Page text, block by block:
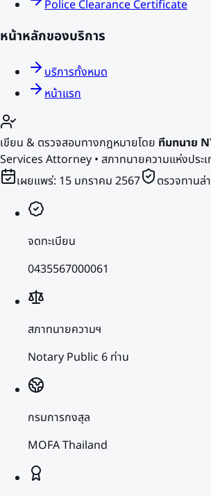
Police Clearance Certificate
หน้าหลักของบริการ
บริการทั้งหมด
หน้าแรก
เขียน & ตรวจสอบทางกฎหมายโดย ทีมทนาย
Services Attorney • สภาทนายความแห่งประ
เผยแพร่: 15 มกราคม 2567 ตรวจทานล่
จดทะเบียน
0435567000061
สภาทนายความฯ
Notary Public 6 ท่าน
กรมการกงสุล
MOFA Thailand